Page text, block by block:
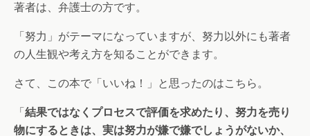
著者は、弁護士の方です。
「努力」がテーマになっていますが、努力以外にも著者
の人生観や考え方を知ることができます。
さて、この本で「いいね！」と思ったのはこちら。
「結果ではなくプロセスで評価を求めたり、努力を売り
物にするときは、実は努力が嫌で嫌でしょうがないか、